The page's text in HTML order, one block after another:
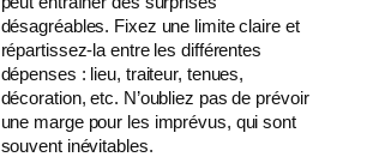
désagréables. Fixez une limite claire et
répartissez-la entre les différentes
dépenses : lieu, traiteur, tenues,
décoration, etc. N’oubliez pas de prévoir
une marge pour les imprévus, qui sont
souvent inévitables.